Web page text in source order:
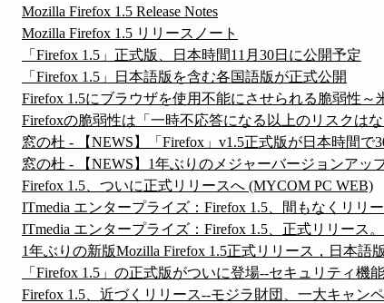
Mozilla Firefox 1.5 Release Notes
Mozilla Firefox 1.5 リリースノート
「Firefox 1.5」正式版、日本時間11月30日に公開予定
「Firefox 1.5」日本語版を含む各国語版が正式公開
Firefox 1.5にブラウザを使用不能にさせられる脆弱性～
Firefoxの脆弱性は「一時不応答になる以上のリスクは
窓の杜 - 【NEWS】「Firefox」v1.5正式版が日本時間
窓の杜 - 【NEWS】1年ぶりのメジャーバージョンアッ
Firefox 1.5、ついに正式リリースへ (MYCOM PC WEB)
ITmedia エンタープライズ：Firefox 1.5、間もなくリリ
ITmedia エンタープライズ：Firefox 1.5、正式リリース
1年ぶりの新版Mozilla Firefox 1.5正式リリース，日本語
「Firefox 1.5」の正式版がついに登場--セキュリティ機
Firefox 1.5、近づくリリース--モジラ財団、一大キャン